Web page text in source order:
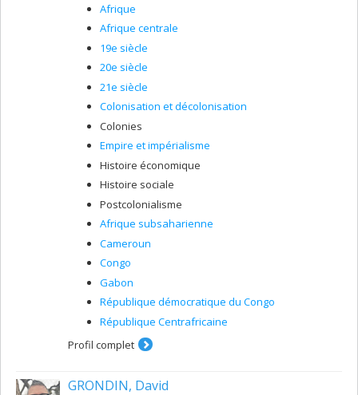
Afrique
Afrique centrale
19e siècle
20e siècle
21e siècle
Colonisation et décolonisation
Colonies
Empire et impérialisme
Histoire économique
Histoire sociale
Postcolonialisme
Afrique subsaharienne
Cameroun
Congo
Gabon
République démocratique du Congo
République Centrafricaine
Profil complet
GRONDIN, David